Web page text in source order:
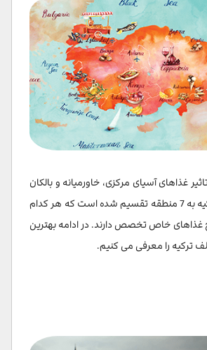
غذاهای آسیای مرکزی، خاورمیانه و بالکان
قرار گرفته است. ترکیه به 7 منطقه تقسیم شده است که هر کدام
غذاهای خاص تخصص دارند. در ادامه بهترین
ترکیه را معرفی می کنیم.